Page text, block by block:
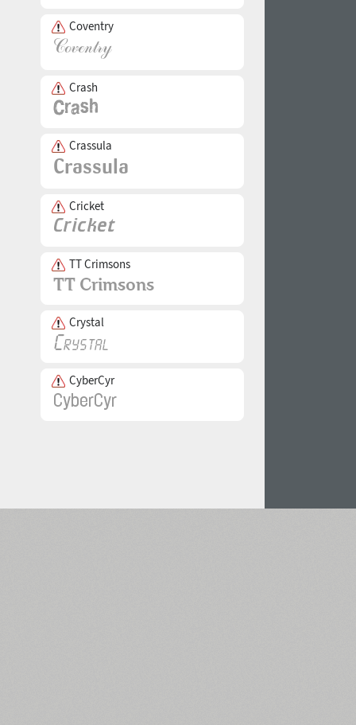
Coventry
Crash
Crassula
Cricket
TT Crimsons
Crystal
CyberCyr